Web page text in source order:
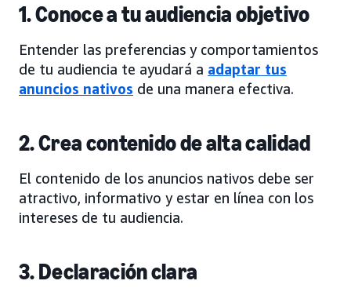
1. Conoce a tu audiencia objetivo
Entender las preferencias y comportamientos
de tu audiencia te ayudará a adaptar tus
anuncios nativos de una manera efectiva.
2. Crea contenido de alta calidad
El contenido de los anuncios nativos debe ser
atractivo, informativo y estar en línea con los
intereses de tu audiencia.
3. Declaración clara